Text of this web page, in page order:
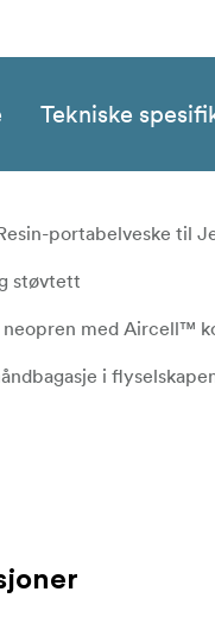
Tekniske
portabelveske til
støvtett
med Aircell™
i